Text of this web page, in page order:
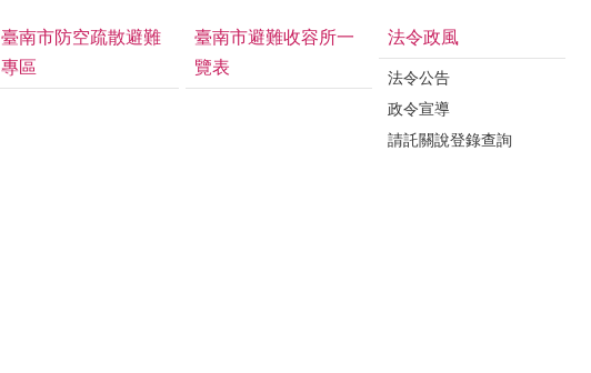
臺南市防空疏散避難
專區
臺南市避難收容所一
覽表
法令政風
法令公告
政令宣導
請託關說登錄查詢